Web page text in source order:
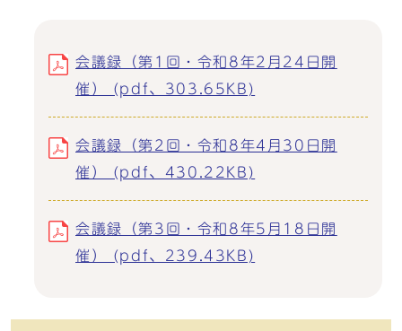
会議録（第1回・令和8年2月24日開
催） (pdf、303.65KB)
会議録（第2回・令和8年4月30日開
催） (pdf、430.22KB)
会議録（第3回・令和8年5月18日開
催） (pdf、239.43KB)